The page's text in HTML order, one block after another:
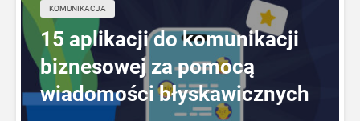
KOMUNIKACJA
15 aplikacji do komunikacji
biznesowej za pomocą
wiadomości błyskawicznych